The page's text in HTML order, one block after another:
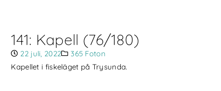
141: Kapell (76/180)
22 juli, 2022
365 Foton
Kapellet i fiskeläget på Trysunda.